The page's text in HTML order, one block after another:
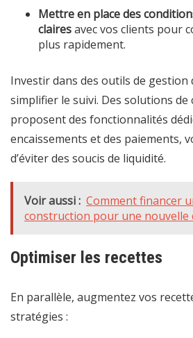
Mettre en place des
clairesavec vos clients pour
plus rapidement.
Investir dans des outils de
simplifier le suivi. Des solutions de
proposent des fonctionnalités
encaissements et des paiements,
d’éviter des soucis de liquidité.
Voir aussi : Comment financer
construction pour une nouvelle
Optimiser les recettes
En parallèle, augmentez vos
stratégies :